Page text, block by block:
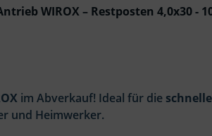
WIROX – Restposten 4,0x30 -
im Abverkauf! Ideal für die
und Heimwerker.